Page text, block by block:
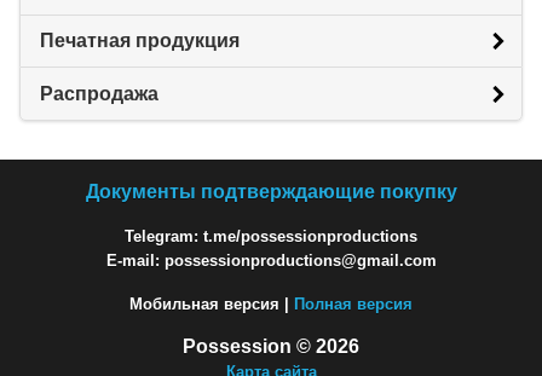
Печатная продукция
Распродажа
Документы подтверждающие покупку
Telegram: t.me/possessionproductions
E-mail: possessionproductions@gmail.com
Мобильная версия | Полная версия
Possession © 2026
Карта сайта